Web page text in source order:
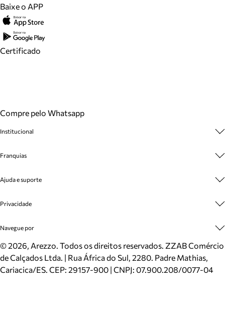
Baixe o APP
Certificado
Compre pelo Whatsapp
Institucional
Cashback
Venda Corporativa
Mapa do Site
Inverno
Mundo Arezzo
Franquias
Plano de Negócio
Ajuda e suporte
Cadastro
Meus Pedidos
Trocas e Devoluções
Cartão Presente
Localizador de lojas
Privacidade
Politica e Privacidade
Navegue por
Sapatos
Bolsas
Scarpins
©2026, Arezzo. Todos os direitos reservados. ZZAB Comércio
de Calçados Ltda. | Rua África do Sul, 2280. Padre Mathias,
Cariacica/ES. CEP: 29157-900 | CNPJ: 07.900.208/0077-04